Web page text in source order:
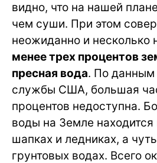
видно, что на нашей
чем суши. При этом
неожиданно и несколько
менее трех процентов
пресная вода. По данным
службы США, большая
процентов недоступна.
воды на Земле
шапках и ледниках, а
грунтовых водах. Всего